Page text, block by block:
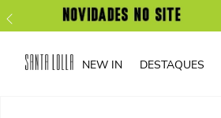
NEW IN DESTAQUES